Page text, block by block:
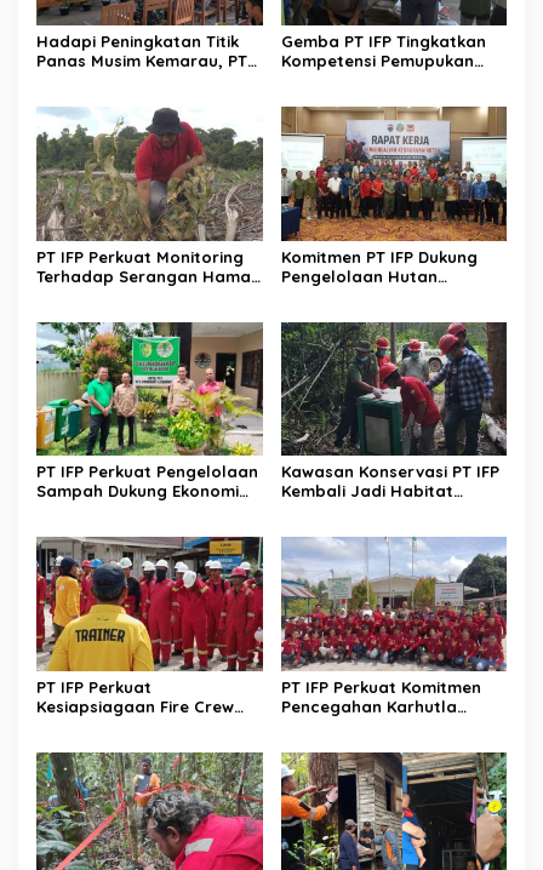
Hadapi Peningkatan Titik
Panas Musim Kemarau, PT
Gemba PT IFP Tingkatkan
Kompetensi Pemupukan
PT IFP Perkuat Monitoring
Terhadap Serangan Hama
Komitmen PT IFP Dukung
Pengelolaan Hutan
PT IFP Perkuat Pengelolaan
Sampah Dukung Ekonomi
Kawasan Konservasi PT IFP
Kembali Jadi Habitat
PT IFP Perkuat
Kesiapsiagaan Fire Crew
PT IFP Perkuat Komitmen
Pencegahan Karhutla